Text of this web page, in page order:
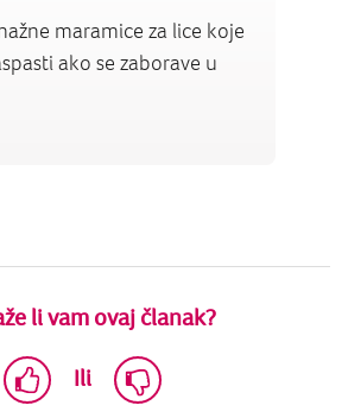
maramice za lice koje
ako se zaborave u
li vam ovaj članak?
Ili